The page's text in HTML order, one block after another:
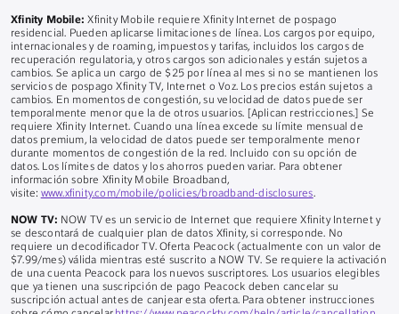
Xfinity Mobile: Xfinity Mobile requiere Xfinity Internet de pospago
residencial. Pueden aplicarse limitaciones de línea. Los cargos por equipo,
internacionales y de roaming, impuestos y tarifas, incluidos los cargos de
recuperación regulatoria, y otros cargos son adicionales y están sujetos a
cambios. Se aplica un cargo de $25 por línea al mes si no se mantienen los
servicios de pospago Xfinity TV, Internet o Voz. Los precios están sujetos a
cambios. En momentos de congestión, su velocidad de datos puede ser
temporalmente menor que la de otros usuarios. [Aplican restricciones.] Se
requiere Xfinity Internet. Cuando una línea excede su límite mensual de
datos premium, la velocidad de datos puede ser temporalmente menor
durante momentos de congestión de la red. Incluido con su opción de
datos. Los límites de datos y los ahorros pueden variar. Para obtener
información sobre Xfinity Mobile Broadband,
visite: www.xfinity.com/mobile/policies/broadband-disclosures.
NOW TV: NOW TV es un servicio de Internet que requiere Xfinity Internet y
se descontará de cualquier plan de datos Xfinity, si corresponde. No
requiere un decodificador TV. Oferta Peacock (actualmente con un valor de
$7.99/mes) válida mientras esté suscrito a NOW TV. Se requiere la activación
de una cuenta Peacock para los nuevos suscriptores. Los usuarios elegibles
que ya tienen una suscripción de pago Peacock deben cancelar su
suscripción actual antes de canjear esta oferta. Para obtener instrucciones